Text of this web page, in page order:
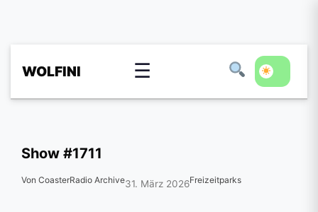
WOLFINI ☰
Show #1711
Von CoasterRadio Archive31. März 2026Freizeitparks